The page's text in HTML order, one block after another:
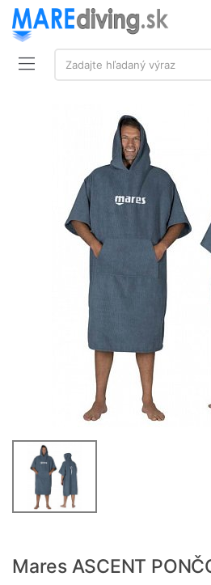
Vyhľadávanie:
Zadajte hľadaný výraz
Mares ASCENT